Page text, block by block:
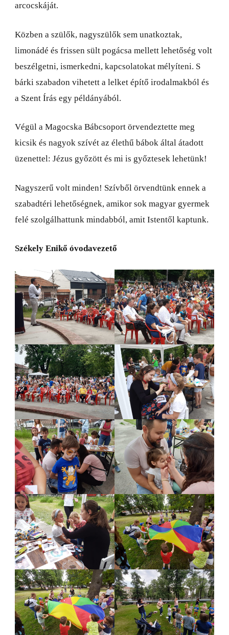
arcocskáját.
Közben a szülők, nagyszülők sem unatkoztak,
limonádé és frissen sült pogácsa mellett lehetőség volt
beszélgetni, ismerkedni, kapcsolatokat mélyíteni. S
bárki szabadon vihetett a lelket építő irodalmakból és
a Szent Írás egy példányából.
Végül a Magocska Bábcsoport örvendeztette meg
kicsik és nagyok szívét az élethű bábok által átadott
üzenettel: Jézus győzött és mi is győztesek lehetünk!
Nagyszerű volt minden! Szívből örvendtünk ennek a
szabadtéri lehetőségnek, amikor sok magyar gyermek
felé szolgálhattunk mindabból, amit Istentől kaptunk.
Székely Enikő óvodavezető